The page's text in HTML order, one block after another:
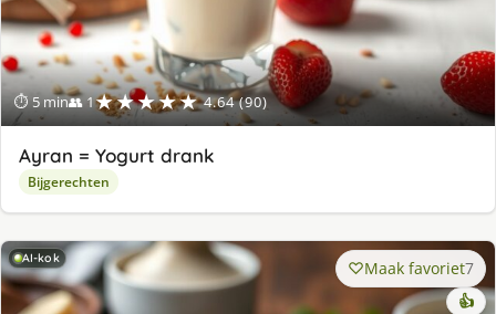
⏱ 5 min👥 1★★★★★ 4.64 (90)
Ayran = Yogurt drank
Bijgerechten
AI-kok Maak favoriet7
👍